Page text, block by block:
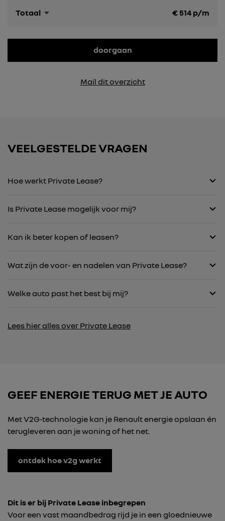
Totaal € 514 p/m
doorgaan
Mail dit overzicht
VEELGESTELDE VRAGEN
Hoe werkt Private Lease?
Is Private Lease mogelijk voor mij?
Kan ik beter kopen of leasen?
Wat zijn de voor- en nadelen van Private Lease?
Welke auto past het best bij mij?
Lees hier alles over Private Lease
GEEF ENERGIE TERUG MET JE AUTO
Met V2G‑technologie kan je Renault energie opslaan én
terugleveren aan je woning of het net.
ontdek hoe v2g werkt
Dit is er bij Private Lease inbegrepen
Voor een vast maandbedrag rijd je in een gloednieuwe